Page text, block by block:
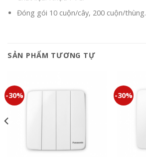
Đóng gói 10 cuộn/cây, 200 cuộn/thùng.
SẢN PHẨM TƯƠNG TỰ
-30% -30%